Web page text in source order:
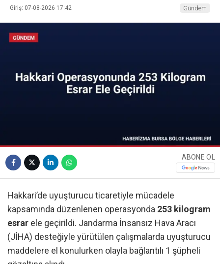
Giriş: 07-08-2026 17:42 Gündem
ABONE OL
Hakkari’de uyuşturucu ticaretiyle mücadele
kapsamında düzenlenen operasyonda 253 kilogram
esrar ele geçirildi. Jandarma İnsansız Hava Aracı
(JİHA) desteğiyle yürütülen çalışmalarda uyuşturucu
maddelere el konulurken olayla bağlantılı 1 şüpheli